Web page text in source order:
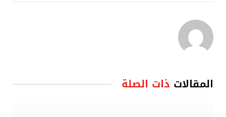
المقالات ذات الصلة